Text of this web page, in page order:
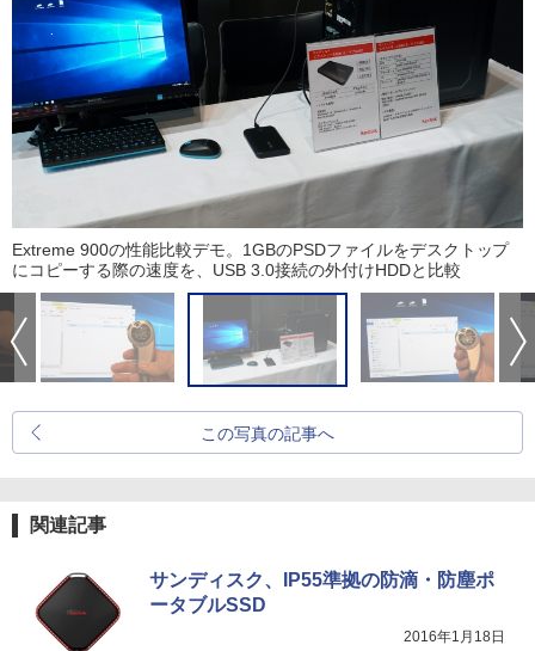
Extreme 900の性能比較デモ。1GBのPSDファイルをデスクトップ
にコピーする際の速度を、USB 3.0接続の外付けHDDと比較
この写真の記事へ
関連記事
サンディスク、IP55準拠の防滴・防塵ポ
ータブルSSD
2016年1月18日